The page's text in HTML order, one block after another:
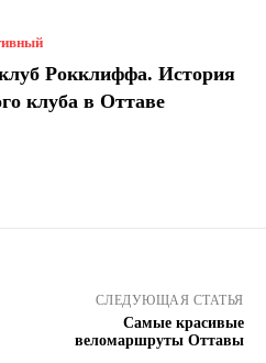
Рокклиффа. История
клуба в Оттаве
СЛЕДУЮЩАЯ СТАТЬЯ
Самые красивые
веломаршруты Оттавы